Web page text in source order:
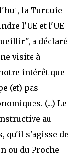
la Turquie
l'UE et l'UE
a déclaré
visite à
intérêt que
(et) pas
(…) Le
au
qu'il s'agisse de
ou du Proche-